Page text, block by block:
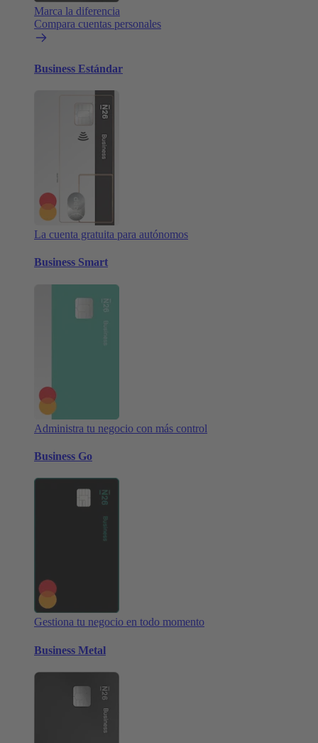
Marca la diferencia
Compara cuentas personales
Business Estándar
La cuenta gratuita para autónomos
Business Smart
Administra tu negocio con más control
Business Go
Gestiona tu negocio en todo momento
Business Metal